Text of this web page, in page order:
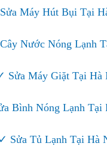
Máy Hút Bụi Tại
Nước Nóng Lạnh
Sửa Máy Giặt Tại Hà
Bình Nóng Lạnh Tại
✓ Sửa Tủ Lạnh Tại Hà